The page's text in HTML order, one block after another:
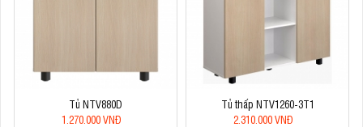
Tủ NTV880D
1.270.000 VNĐ
Tủ thấp NTV1260-3T1
2.310.000 VNĐ